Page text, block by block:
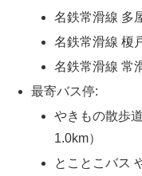
名鉄常滑線 多
名鉄常滑線 榎
名鉄常滑線 常
最寄バス停:
やきもの散歩
1.0km）
とことこバス